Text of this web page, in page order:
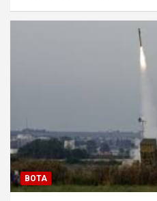
BOTA